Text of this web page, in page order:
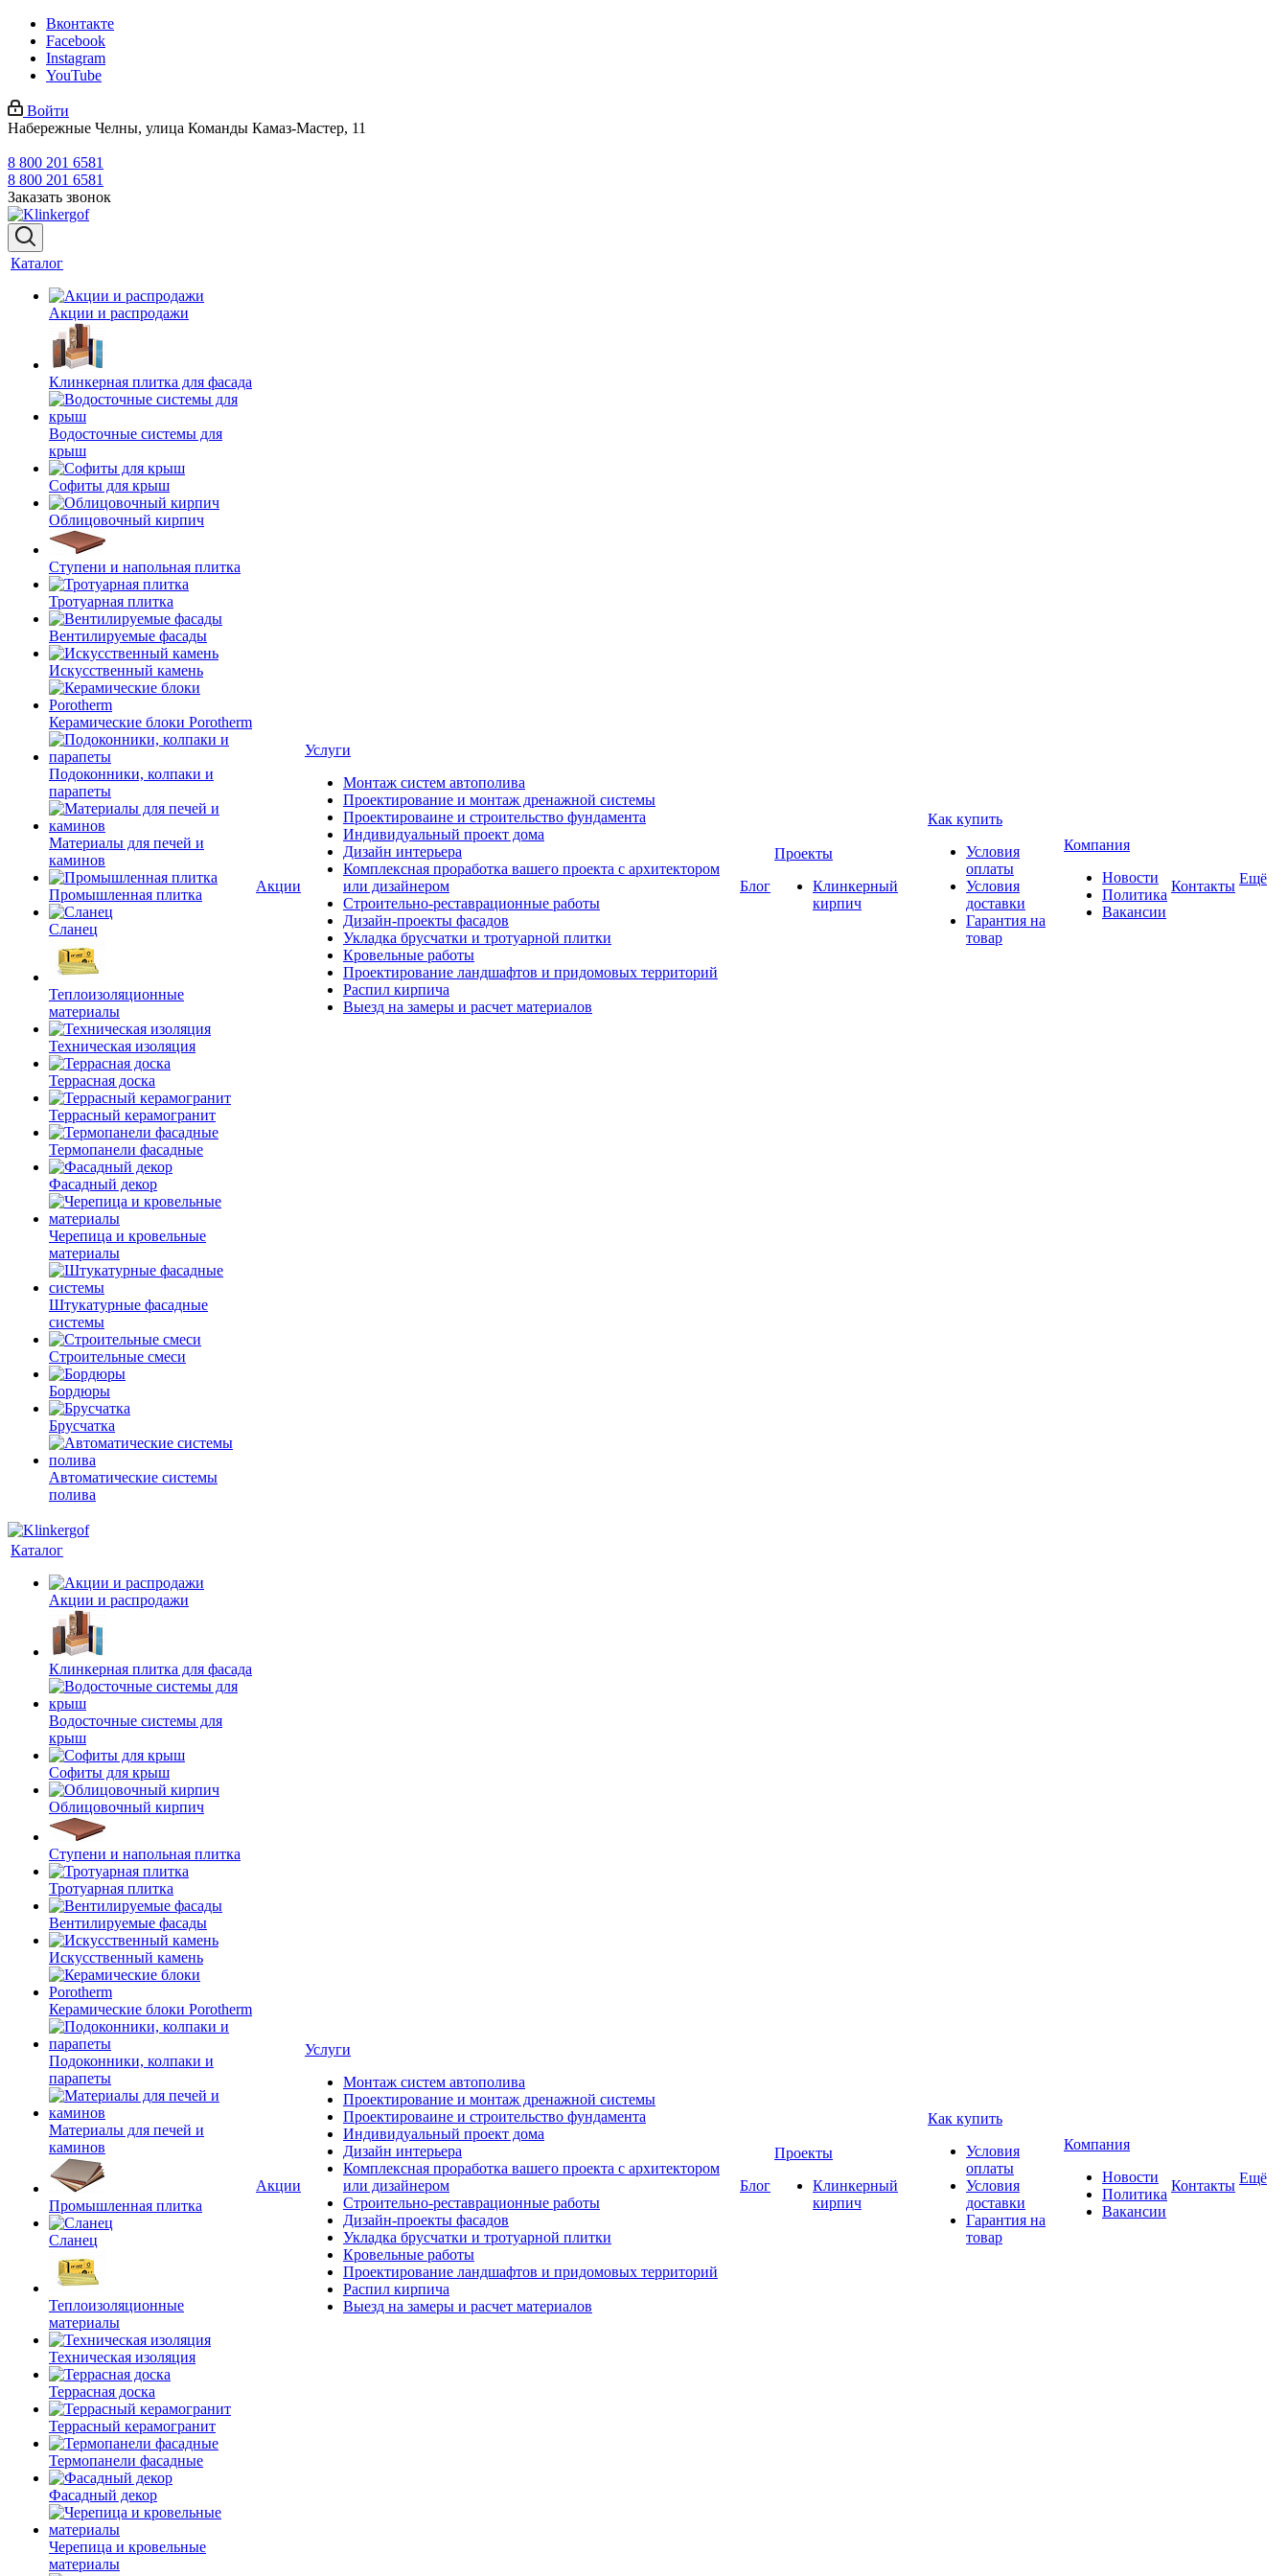
Вконтакте
Facebook
Instagram
YouTube
Войти
Набережные Челны, улица Команды Камаз-Мастер, 11
8 800 201 6581
8 800 201 6581
Заказать звонок
Каталог
Акции и распродажи
Клинкерная плитка для фасада
Водосточные системы для
крыш
Софиты для крыш
Облицовочный кирпич
Ступени и напольная плитка
Тротуарная плитка
Вентилируемые фасады
Искусственный камень
Керамические блоки Porotherm
Подоконники, колпаки и
парапеты
Материалы для печей и
каминов
Промышленная плитка
Сланец
Теплоизоляционные
материалы
Техническая изоляция
Террасная доска
Террасный керамогранит
Термопанели фасадные
Фасадный декор
Черепица и кровельные
материалы
Штукатурные фасадные
системы
Строительные смеси
Бордюры
Брусчатка
Автоматические системы
полива
Акции
Услуги
Монтаж систем автополива
Проектирование и монтаж дренажной системы
Проектироваине и строительство фундамента
Индивидуальный проект дома
Дизайн интерьера
Комплексная проработка вашего проекта с архитектором
или дизайнером
Строительно-реставрационные работы
Дизайн-проекты фасадов
Укладка брусчатки и тротуарной плитки
Кровельные работы
Проектирование ландшафтов и придомовых территорий
Распил кирпича
Выезд на замеры и расчет материалов
Блог
Проекты
Клинкерный
кирпич
Как купить
Условия
оплаты
Условия
доставки
Гарантия на
товар
Компания
Новости
Политика
Вакансии
Контакты Ещё
Каталог
Акции и распродажи
Клинкерная плитка для фасада
Водосточные системы для
крыш
Софиты для крыш
Облицовочный кирпич
Ступени и напольная плитка
Тротуарная плитка
Вентилируемые фасады
Искусственный камень
Керамические блоки Porotherm
Подоконники, колпаки и
парапеты
Материалы для печей и
каминов
Промышленная плитка
Сланец
Теплоизоляционные
материалы
Техническая изоляция
Террасная доска
Террасный керамогранит
Термопанели фасадные
Фасадный декор
Черепица и кровельные
материалы
Акции
Услуги
Монтаж систем автополива
Проектирование и монтаж дренажной системы
Проектироваине и строительство фундамента
Индивидуальный проект дома
Дизайн интерьера
Комплексная проработка вашего проекта с архитектором
или дизайнером
Строительно-реставрационные работы
Дизайн-проекты фасадов
Укладка брусчатки и тротуарной плитки
Кровельные работы
Проектирование ландшафтов и придомовых территорий
Распил кирпича
Выезд на замеры и расчет материалов
Блог
Проекты
Клинкерный
кирпич
Как купить
Условия
оплаты
Условия
доставки
Гарантия на
товар
Компания
Новости
Политика
Вакансии
Контакты Ещё